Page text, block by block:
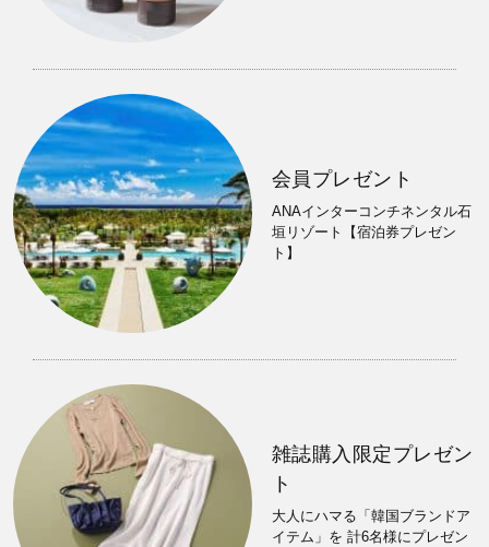
会員プレゼント
ANAインターコンチネンタル石
垣リゾート【宿泊券プレゼン
ト】
雑誌購入限定プレゼン
ト
大人にハマる「韓国ブランドア
イテム」を 計6名様にプレゼン